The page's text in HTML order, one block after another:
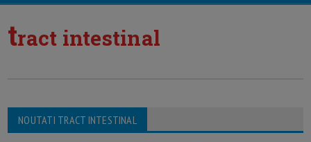
tract intestinal
NOUTATI TRACT INTESTINAL